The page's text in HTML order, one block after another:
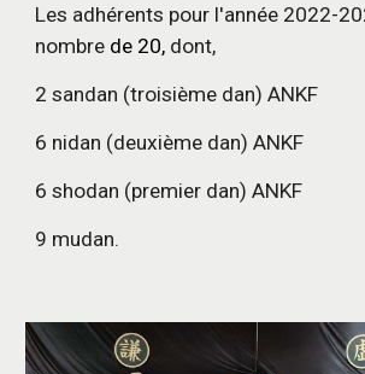
Les adhérents pour l'année 2022-
nombre de 20, dont,
2 sandan (troisième dan) ANKF
6 nidan (deuxième dan) ANKF
6shodan (premier dan) ANKF
9 mudan.